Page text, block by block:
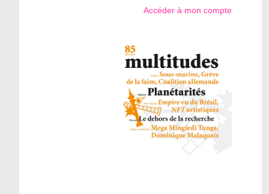
Accéder à mon compte